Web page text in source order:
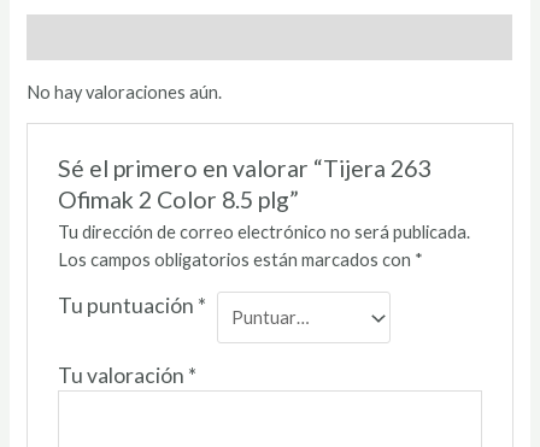
No hay valoraciones aún.
Sé el primero en valorar “Tijera 263
Ofimak 2 Color 8.5 plg”
Tu dirección de correo electrónico no será publicada.
Los campos obligatorios están marcados con *
Tu puntuación *
Tu valoración *